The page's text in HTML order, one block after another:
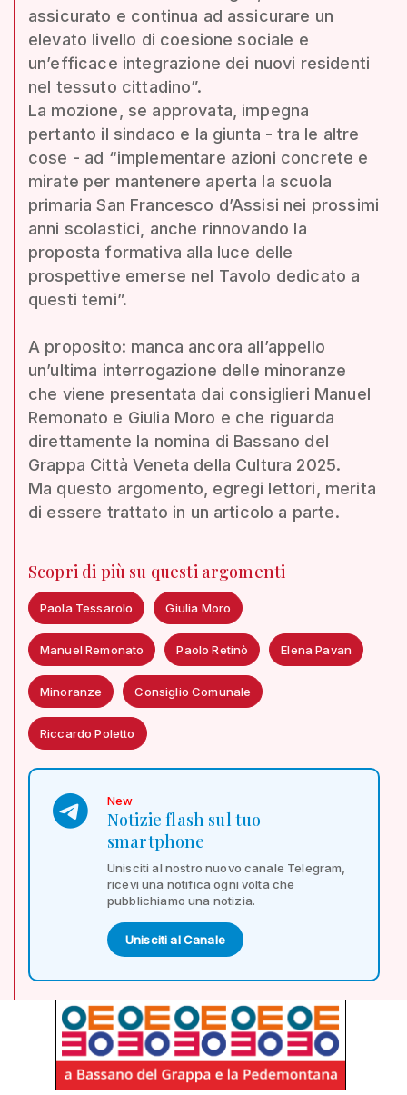
assicurato e continua ad assicurare un
elevato livello di coesione sociale e
un’efficace integrazione dei nuovi residenti
nel tessuto cittadino”.
La mozione, se approvata, impegna
pertanto il sindaco e la giunta - tra le altre
cose - ad “implementare azioni concrete e
mirate per mantenere aperta la scuola
primaria San Francesco d’Assisi nei prossimi
anni scolastici, anche rinnovando la
proposta formativa alla luce delle
prospettive emerse nel Tavolo dedicato a
questi temi”.
A proposito: manca ancora all’appello
un’ultima interrogazione delle minoranze
che viene presentata dai consiglieri Manuel
Remonato e Giulia Moro e che riguarda
direttamente la nomina di Bassano del
Grappa Città Veneta della Cultura 2025.
Ma questo argomento, egregi lettori, merita
di essere trattato in un articolo a parte.
Scopri di più su questi argomenti
Paola Tessarolo Giulia Moro
Manuel Remonato Paolo Retinò Elena Pavan
Minoranze Consiglio Comunale
Riccardo Poletto
New
Notizie flash sul tuo
smartphone
Unisciti al nostro nuovo canale Telegram,
ricevi una notifica ogni volta che
pubblichiamo una notizia.
Unisciti al Canale